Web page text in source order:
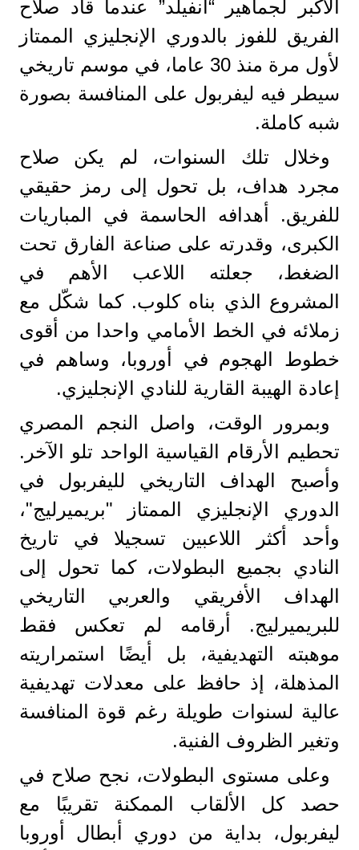
الأكبر لجماهير “أنفيلد” عندما قاد صلاح
الفريق للفوز بالدوري الإنجليزي الممتاز
لأول مرة منذ 30 عاما، في موسم تاريخي
سيطر فيه ليفربول على المنافسة بصورة
شبه كاملة.
وخلال تلك السنوات، لم يكن صلاح
مجرد هداف، بل تحول إلى رمز حقيقي
للفريق. أهدافه الحاسمة في المباريات
الكبرى، وقدرته على صناعة الفارق تحت
الضغط، جعلته اللاعب الأهم في
المشروع الذي بناه كلوب. كما شكّل مع
زملائه في الخط الأمامي واحدا من أقوى
خطوط الهجوم في أوروبا، وساهم في
إعادة الهيبة القارية للنادي الإنجليزي.
وبمرور الوقت، واصل النجم المصري
تحطيم الأرقام القياسية الواحد تلو الآخر.
وأصبح الهداف التاريخي لليفربول في
الدوري الإنجليزي الممتاز "بريميرليج"،
وأحد أكثر اللاعبين تسجيلا في تاريخ
النادي بجميع البطولات، كما تحول إلى
الهداف الأفريقي والعربي التاريخي
للبريميرليج. أرقامه لم تعكس فقط
موهبته التهديفية، بل أيضًا استمراريته
المذهلة، إذ حافظ على معدلات تهديفية
عالية لسنوات طويلة رغم قوة المنافسة
وتغير الظروف الفنية.
وعلى مستوى البطولات، نجح صلاح في
حصد كل الألقاب الممكنة تقريبًا مع
ليفربول، بداية من دوري أبطال أوروبا